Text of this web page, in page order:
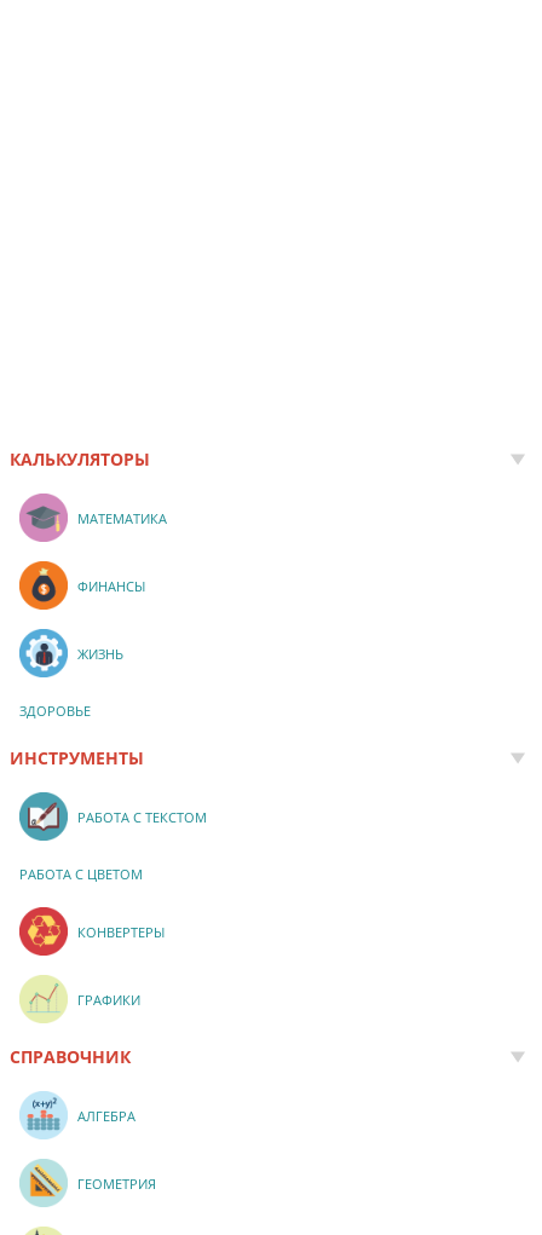
КАЛЬКУЛЯТОРЫ
МАТЕМАТИКА
ФИНАНСЫ
ЖИЗНЬ
ЗДОРОВЬЕ
ИНСТРУМЕНТЫ
РАБОТА С ТЕКСТОМ
РАБОТА С ЦВЕТОМ
КОНВЕРТЕРЫ
ГРАФИКИ
СПРАВОЧНИК
АЛГЕБРА
ГЕОМЕТРИЯ